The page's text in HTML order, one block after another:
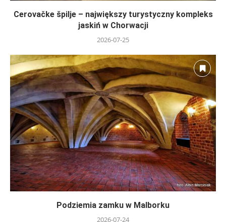
Cerovačke špilje – największy turystyczny kompleks
jaskiń w Chorwacji
2026-07-25
Podziemia zamku w Malborku
2026-07-24